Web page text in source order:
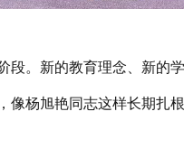
段。新的教育理念、新的
杨旭艳同志这样长期扎